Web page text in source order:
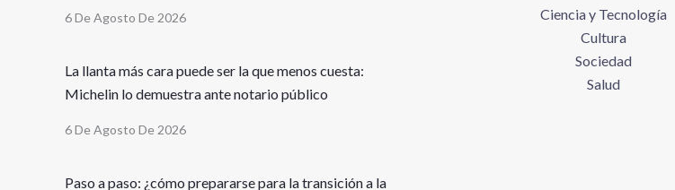
6 De Agosto De 2026
La llanta más cara puede ser la que menos cuesta:
Michelin lo demuestra ante notario público
6 De Agosto De 2026
Paso a paso: ¿cómo prepararse para la transición a la
Ciencia y Tecnología
Cultura
Sociedad
Salud